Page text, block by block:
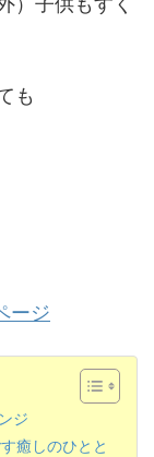
も
ージ
ジ
癒しのひとと